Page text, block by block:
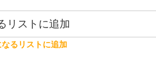
リストに追加
るリストに追加